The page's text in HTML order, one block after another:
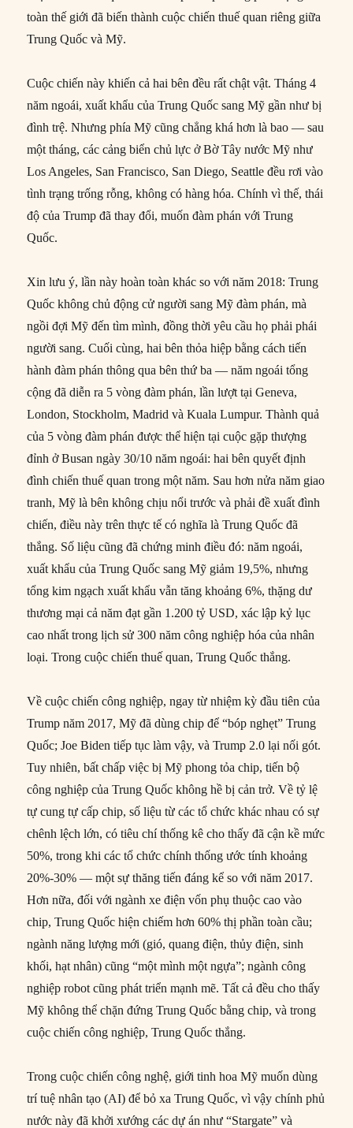
toàn thế giới đã biến thành cuộc chiến thuế quan riêng giữa
Trung Quốc và Mỹ.
Cuộc chiến này khiến cả hai bên đều rất chật vật. Tháng 4
năm ngoái, xuất khẩu của Trung Quốc sang Mỹ gần như bị
đình trệ. Nhưng phía Mỹ cũng chẳng khá hơn là bao — sau
một tháng, các cảng biển chủ lực ở Bờ Tây nước Mỹ như
Los Angeles, San Francisco, San Diego, Seattle đều rơi vào
tình trạng trống rỗng, không có hàng hóa. Chính vì thế, thái
độ của Trump đã thay đổi, muốn đàm phán với Trung
Quốc.
Xin lưu ý, lần này hoàn toàn khác so với năm 2018: Trung
Quốc không chủ động cử người sang Mỹ đàm phán, mà
ngồi đợi Mỹ đến tìm mình, đồng thời yêu cầu họ phải phái
người sang. Cuối cùng, hai bên thỏa hiệp bằng cách tiến
hành đàm phán thông qua bên thứ ba — năm ngoái tổng
cộng đã diễn ra 5 vòng đàm phán, lần lượt tại Geneva,
London, Stockholm, Madrid và Kuala Lumpur. Thành quả
của 5 vòng đàm phán được thể hiện tại cuộc gặp thượng
đỉnh ở Busan ngày 30/10 năm ngoái: hai bên quyết định
đình chiến thuế quan trong một năm. Sau hơn nửa năm giao
tranh, Mỹ là bên không chịu nổi trước và phải đề xuất đình
chiến, điều này trên thực tế có nghĩa là Trung Quốc đã
thắng. Số liệu cũng đã chứng minh điều đó: năm ngoái,
xuất khẩu của Trung Quốc sang Mỹ giảm 19,5%, nhưng
tổng kim ngạch xuất khẩu vẫn tăng khoảng 6%, thặng dư
thương mại cả năm đạt gần 1.200 tỷ USD, xác lập kỷ lục
cao nhất trong lịch sử 300 năm công nghiệp hóa của nhân
loại. Trong cuộc chiến thuế quan, Trung Quốc thắng.
Về cuộc chiến công nghiệp, ngay từ nhiệm kỳ đầu tiên của
Trump năm 2017, Mỹ đã dùng chip để “bóp nghẹt” Trung
Quốc; Joe Biden tiếp tục làm vậy, và Trump 2.0 lại nối gót.
Tuy nhiên, bất chấp việc bị Mỹ phong tỏa chip, tiến bộ
công nghiệp của Trung Quốc không hề bị cản trở. Về tỷ lệ
tự cung tự cấp chip, số liệu từ các tổ chức khác nhau có sự
chênh lệch lớn, có tiêu chí thống kê cho thấy đã cận kề mức
50%, trong khi các tổ chức chính thống ước tính khoảng
20%-30% — một sự thăng tiến đáng kể so với năm 2017.
Hơn nữa, đối với ngành xe điện vốn phụ thuộc cao vào
chip, Trung Quốc hiện chiếm hơn 60% thị phần toàn cầu;
ngành năng lượng mới (gió, quang điện, thủy điện, sinh
khối, hạt nhân) cũng “một mình một ngựa”; ngành công
nghiệp robot cũng phát triển mạnh mẽ. Tất cả đều cho thấy
Mỹ không thể chặn đứng Trung Quốc bằng chip, và trong
cuộc chiến công nghiệp, Trung Quốc thắng.
Trong cuộc chiến công nghệ, giới tinh hoa Mỹ muốn dùng
trí tuệ nhân tạo (AI) để bỏ xa Trung Quốc, vì vậy chính phủ
nước này đã khởi xướng các dự án như “Stargate” và